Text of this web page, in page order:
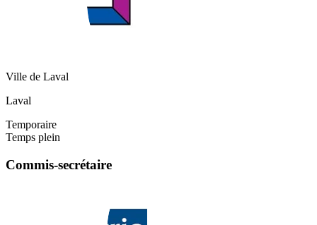
Ville de Laval
Laval
Temporaire
Temps plein
Commis-secrétaire